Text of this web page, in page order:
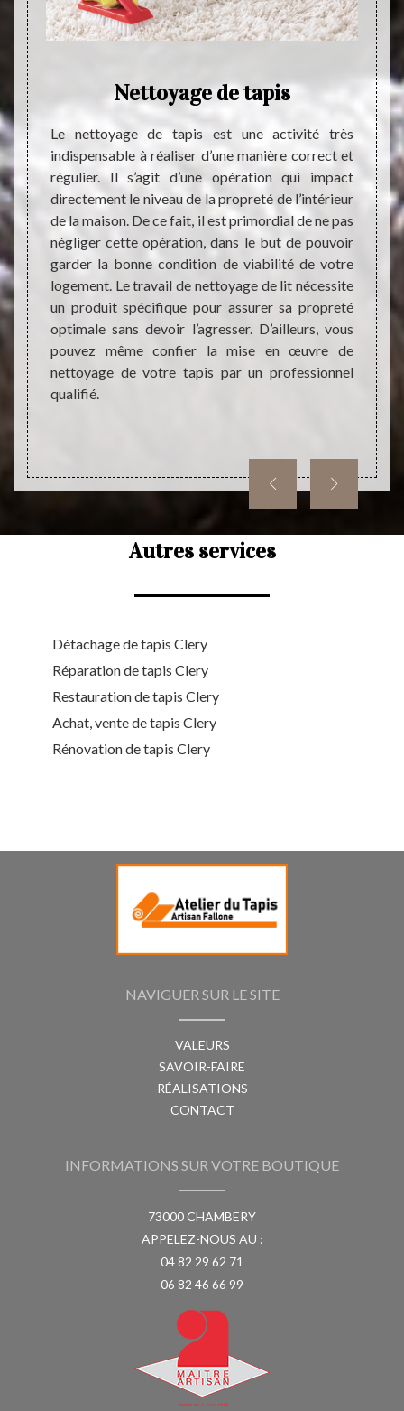
très
à
du
ne
il
Nettoyage de tapis
Le nettoyage de tapis est une activité très
indispensable à réaliser d’une manière correct et
régulier. Il s’agit d’une opération qui impact
directement le niveau de la propreté de l’intérieur
de la maison. De ce fait, il est primordial de ne pas
négliger cette opération, dans le but de pouvoir
garder la bonne condition de viabilité de votre
logement. Le travail de nettoyage de lit nécessite
un produit spécifique pour assurer sa propreté
optimale sans devoir l’agresser. D’ailleurs, vous
pouvez même confier la mise en œuvre de
nettoyage de votre tapis par un professionnel
qualifié.
Si
qui
une
de
Autres services
Détachage de tapis Clery
Réparation de tapis Clery
Restauration de tapis Clery
Achat, vente de tapis Clery
Rénovation de tapis Clery
NAVIGUER SUR LE SITE
VALEURS
SAVOIR-FAIRE
RÉALISATIONS
CONTACT
INFORMATIONS SUR VOTRE BOUTIQUE
73000 CHAMBERY
APPELEZ-NOUS AU :
04 82 29 62 71
06 82 46 66 99